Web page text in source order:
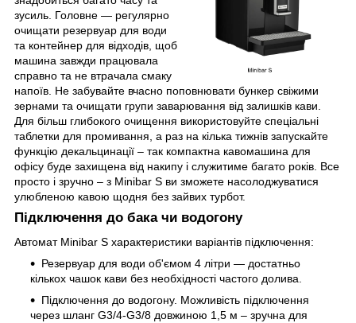
зусиль. Головне — регулярно
очищати резервуар для води
та контейнер для відходів, щоб
машина завжди працювала
справно та не втрачала смаку
напоїв. Не забувайте вчасно поповнювати бункер свіжими
зернами та очищати групи заварювання від залишків кави.
Для більш глибокого очищення використовуйте спеціальні
таблетки для промивання, а раз на кілька тижнів запускайте
функцію декальцинації – так компактна кавомашина для
офісу буде захищена від накипу і служитиме багато років. Все
просто і зручно – з Minibar S ви зможете насолоджуватися
улюбленою кавою щодня без зайвих турбот.
Підключення до бака чи водогону
Автомат Minibar S характеристики варіантів підключення:
Резервуар для води об'ємом 4 літри — достатньо
кількох чашок кави без необхідності частого долива.
Підключення до водогону. Можливість підключення
через шланг G3/4-G3/8 довжиною 1,5 м – зручна для